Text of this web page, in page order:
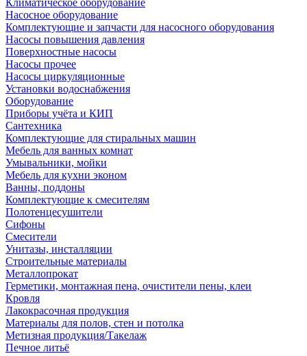
Климатическое оборудование
Насосное оборудование
Комплектующие и запчасти для насосного оборудования
Насосы повышения давления
Поверхностные насосы
Насосы прочее
Насосы циркуляционные
Установки водоснабжения
Оборудование
Приборы учёта и КИП
Сантехника
Комплектующие для стиральных машин
Мебель для ванных комнат
Умывальники, мойки
Мебель для кухни эконом
Ванны, поддоны
Комплектующие к смесителям
Полотенцесушители
Сифоны
Смесители
Унитазы, инсталляции
Строительные материалы
Металлопрокат
Герметики, монтажная пена, очистители пены, клеи
Кровля
Лакокрасочная продукция
Материалы для полов, стен и потолка
Метизная продукция/Такелаж
Печное литьё